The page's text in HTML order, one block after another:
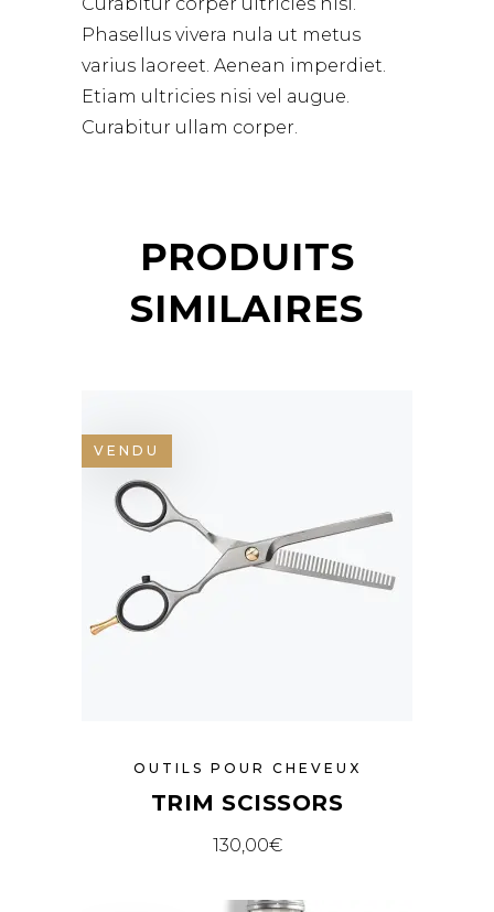
Curabitur corper ultricies nisi.
Phasellus vivera nula ut metus
varius laoreet. Aenean imperdiet.
Etiam ultricies nisi vel augue.
Curabitur ullam corper.
PRODUITS
SIMILAIRES
VENDU
OUTILS POUR CHEVEUX
TRIM SCISSORS
130,00€